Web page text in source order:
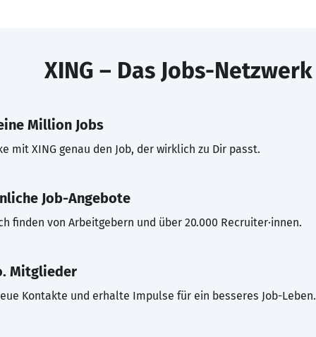
XING – Das Jobs-Netzwerk
Million Jobs
mit XING genau den Job, der wirklich zu Dir passt.
Job-Angebote
finden von Arbeitgebern und über 20.000 Recruiter·innen.
Mitglieder
Kontakte und erhalte Impulse für ein besseres Job-Leben.